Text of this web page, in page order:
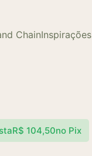
ChainInspirações
R$ 104,50no Pix